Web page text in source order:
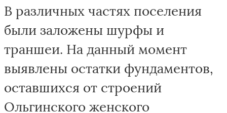
В различных частях поселения
были заложены шурфы и
траншеи. На данный момент
выявлены остатки фундаментов,
оставшихся от строений
Ольгинского женского